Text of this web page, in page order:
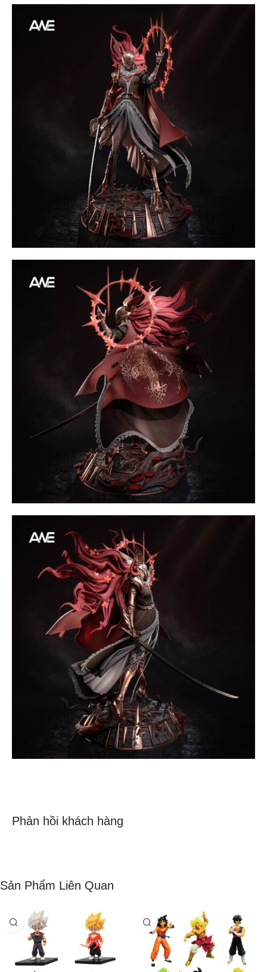
Phản hồi khách hàng
Sản Phẩm Liên Quan